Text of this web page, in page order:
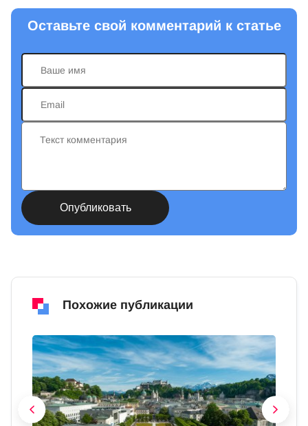
Оставьте свой комментарий к статье
Похожие публикации